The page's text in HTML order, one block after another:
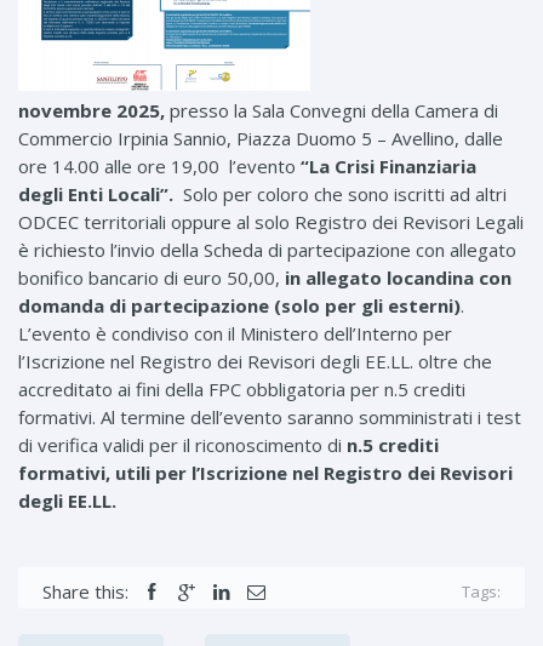
novembre 2025, presso la Sala Convegni della Camera di
Commercio Irpinia Sannio, Piazza Duomo 5 – Avellino, dalle
ore 14.00 alle ore 19,00 l’evento “La Crisi Finanziaria
degli Enti Locali”. Solo per coloro che sono iscritti ad altri
ODCEC territoriali oppure al solo Registro dei Revisori Legali
è richiesto l’invio della Scheda di partecipazione con allegato
bonifico bancario di euro 50,00, in allegato locandina con
domanda di partecipazione (solo per gli esterni).
L’evento è condiviso con il Ministero dell’Interno per
l’Iscrizione nel Registro dei Revisori degli EE.LL. oltre che
accreditato ai fini della FPC obbligatoria per n.5 crediti
formativi. Al termine dell’evento saranno somministrati i test
di verifica validi per il riconoscimento di n.5 crediti
formativi, utili per l’Iscrizione nel Registro dei Revisori
degli EE.LL.
Share this: Tags: